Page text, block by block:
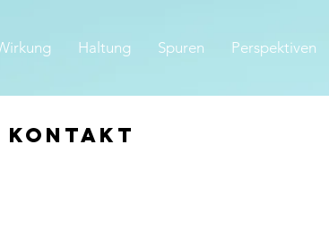
Haltung Spuren Perspektiven
Kontakt